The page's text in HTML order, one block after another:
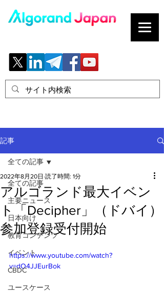
記事
全ての記事
主要ニュース
日本向け
教育コンテンツ
イベント
CBDC
ユースケース
全ての記事
アルゴランド最大イベン
ト「Decipher」（ドバイ）
参加登録受付開始
2022年8月20日 読了時間: 1分
https://www.youtube.com/watch?
v=dO4JJEurBok